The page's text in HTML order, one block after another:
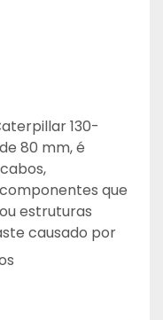
130-
80 mm, é
que
estruturas
causado por
em